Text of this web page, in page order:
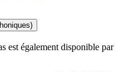
est également disponible par